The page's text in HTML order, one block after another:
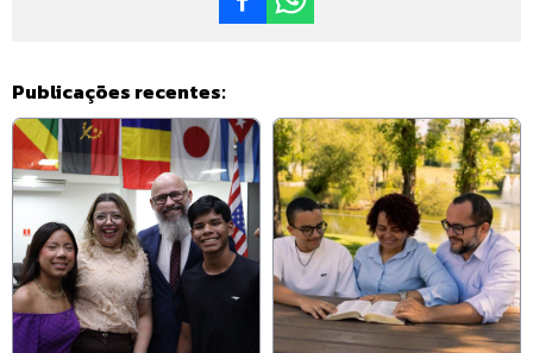
Publicações recentes: